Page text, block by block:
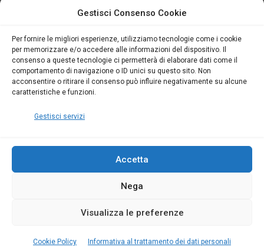
Gestisci Consenso Cookie
Per fornire le migliori esperienze, utilizziamo tecnologie come i cookie
per memorizzare e/o accedere alle informazioni del dispositivo. Il
consenso a queste tecnologie ci permetterà di elaborare dati come il
comportamento di navigazione o ID unici su questo sito. Non
acconsentire o ritirare il consenso può influire negativamente su alcune
caratteristiche e funzioni.
Gestisci servizi
Accetta
Nega
Visualizza le preferenze
Cookie Policy Informativa al trattamento dei dati personali
scopri il Corso Blumatica
scopri il Corso Blumatica
Blumaticasu
Coordinatore della
Sicurezza: cosa è
richiesto per abilitazione
e aggiornamento
Copyright Blumatica
MENU